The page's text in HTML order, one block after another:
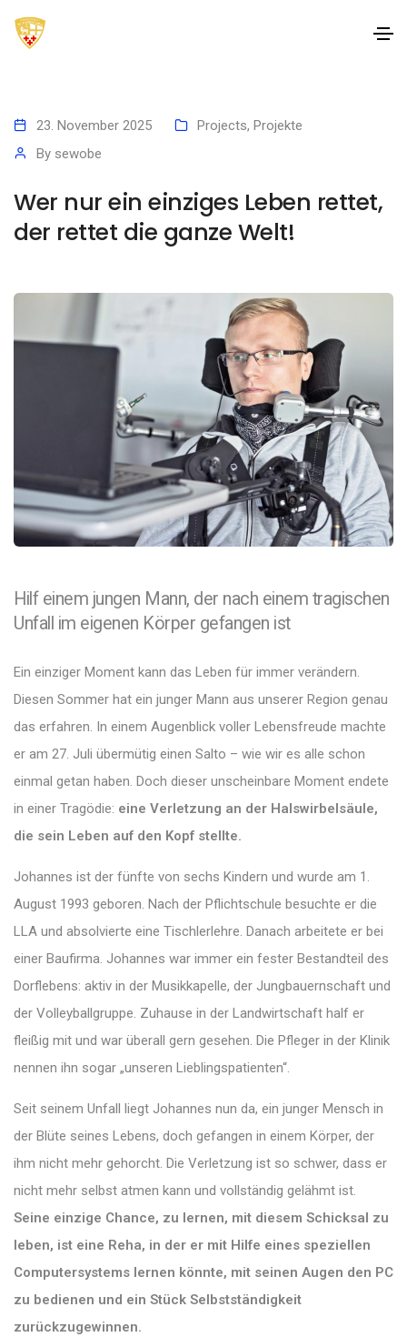
23. November 2025 Projects, Projekte
By sewobe
Wer nur ein einziges Leben rettet,
der rettet die ganze Welt!
Hilf einem jungen Mann, der nach einem tragischen
Unfall im eigenen Körper gefangen ist
Ein einziger Moment kann das Leben für immer verändern.
Diesen Sommer hat ein junger Mann aus unserer Region genau
das erfahren. In einem Augenblick voller Lebensfreude machte
er am 27. Juli übermütig einen Salto – wie wir es alle schon
einmal getan haben. Doch dieser unscheinbare Moment endete
in einer Tragödie: eine Verletzung an der Halswirbelsäule,
die sein Leben auf den Kopf stellte.
Johannes ist der fünfte von sechs Kindern und wurde am 1.
August 1993 geboren. Nach der Pflichtschule besuchte er die
LLA und absolvierte eine Tischlerlehre. Danach arbeitete er bei
einer Baufirma. Johannes war immer ein fester Bestandteil des
Dorflebens: aktiv in der Musikkapelle, der Jungbauernschaft und
der Volleyballgruppe. Zuhause in der Landwirtschaft half er
fleißig mit und war überall gern gesehen. Die Pfleger in der Klinik
nennen ihn sogar „unseren Lieblingspatienten“.
Seit seinem Unfall liegt Johannes nun da, ein junger Mensch in
der Blüte seines Lebens, doch gefangen in einem Körper, der
ihm nicht mehr gehorcht. Die Verletzung ist so schwer, dass er
nicht mehr selbst atmen kann und vollständig gelähmt ist.
Seine einzige Chance, zu lernen, mit diesem Schicksal zu
leben, ist eine Reha, in der er mit Hilfe eines speziellen
Computersystems lernen könnte, mit seinen Augen den PC
zu bedienen und ein Stück Selbstständigkeit
zurückzugewinnen.